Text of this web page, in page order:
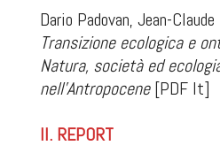
Dario Padovan, Jean-Claude
Transizione ecologica e
Natura, società ed
nell’Antropocene[PDF It]
II. REPORT